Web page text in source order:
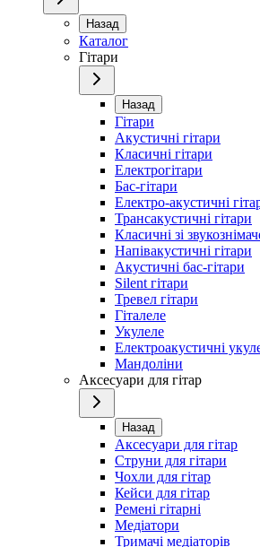
Назад
Каталог
Гітари
Назад
Гітари
Акустичні гітари
Класичні гітари
Електрогітари
Бас-гітари
Електро-акустичні
Трансакустичні гітари
Класичні зі
Напівакустичні гітари
Акустичні бас-гітари
Silent гітари
Тревел гітари
Гіталеле
Укулеле
Електроакустичні
Мандоліни
Аксесуари для гітар
Назад
Аксесуари для гітар
Струни для гітари
Чохли для гітар
Кейси для гітар
Ремені гітарні
Медіатори
Тримачі медіаторів